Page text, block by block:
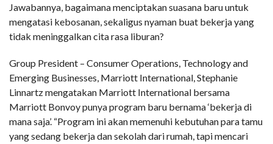
Jawabannya, bagaimana menciptakan suasana baru untuk
mengatasi kebosanan, sekaligus nyaman buat bekerja yang
tidak meninggalkan cita rasa liburan?
Group President – Consumer Operations, Technology and
Emerging Businesses, Marriott International, Stephanie
Linnartz mengatakan Marriott International bersama
Marriott Bonvoy punya program baru bernama ‘bekerja di
mana saja’. “Program ini akan memenuhi kebutuhan para tamu
yang sedang bekerja dan sekolah dari rumah, tapi mencari